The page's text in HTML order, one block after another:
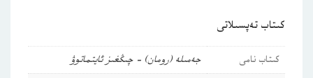
كىتاب تەپسىلاتى
كىتاب نامى
جەمىلە (رومان) – چىڭغىز ئايتماتوۋ